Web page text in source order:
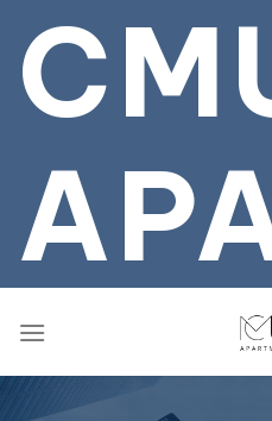
qua
tới